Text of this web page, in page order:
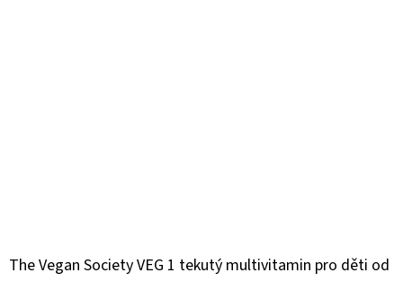
The Vegan Society VEG 1 tekutý multivitamin pro děti od